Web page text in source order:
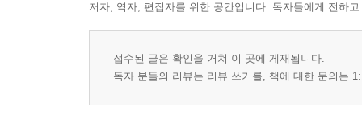
저자, 역자, 편집자를 위한 공간입니다. 독자들에게 전하
접수된 글은 확인을 거쳐 이 곳에 게재됩니다.
독자 분들의 리뷰는 리뷰 쓰기를, 책에 대한 문의는